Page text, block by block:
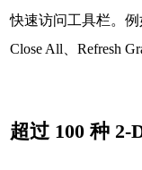
快速访问工具栏。例
Close All、Refresh
超过 100 种 2-